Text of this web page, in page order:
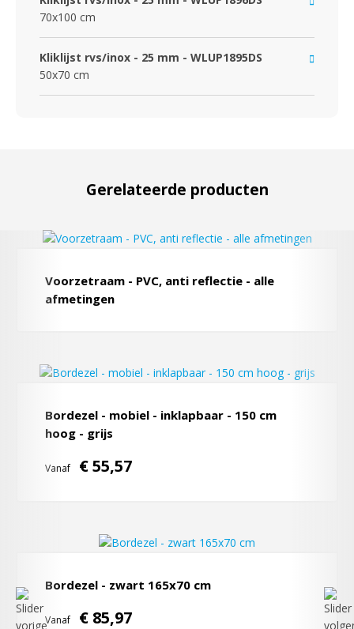
70x100 cm
Kliklijst rvs/inox - 25 mm - WLUP1895DS
50x70 cm
Gerelateerde producten
Voorzetraam - PVC, anti reflectie - alle
afmetingen
Bordezel - mobiel - inklapbaar - 150 cm
hoog - grijs
Vanaf € 55,57
Bordezel - zwart 165x70 cm
Vanaf € 85,97